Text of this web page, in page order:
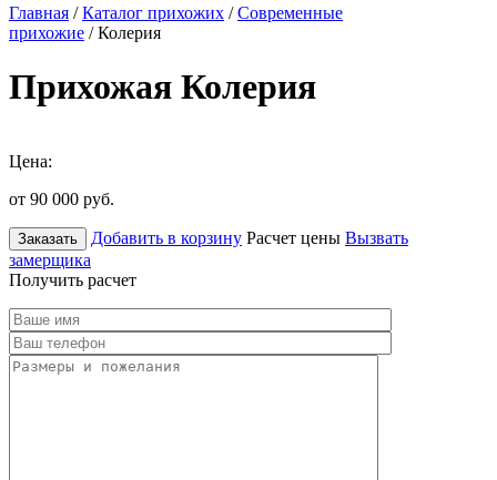
Главная /Каталог прихожих /Современные
прихожие / Колерия
Прихожая Колерия
Цена:
от 90 000 руб.
Заказать Добавить в корзину Расчет цены Вызвать
замерщика
Получить расчет